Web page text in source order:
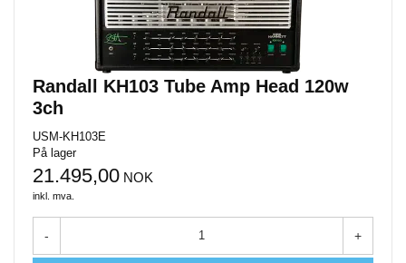
Randall KH103 Tube Amp Head 120w
3ch
USM-KH103E
På lager
21.495,00 NOK
inkl. mva.
- +